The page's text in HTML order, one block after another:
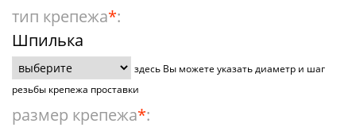
тип крепежа*:
Шпилька
здесь Вы можете указать диаметр и шаг
резьбы крепежа проставки
размер крепежа*: